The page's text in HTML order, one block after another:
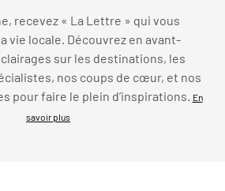
recevez « La Lettre » qui vous
vie locale. Découvrez en avant-
sur les destinations, les
nos coups de cœur, et nos
pour faire le plein d’inspirations.
En
savoir plus